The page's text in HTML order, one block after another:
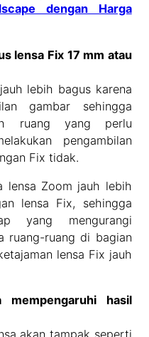
dengan Harga
lensa Fix 17 mm atau
lebih bagus karena
gambar sehingga
ruang yang perlu
pengambilan
Fix tidak.
lensa Zoom jauh lebih
lensa Fix, sehingga
yang mengurangi
ruang-ruang di bagian
lensa Fix jauh
hasil